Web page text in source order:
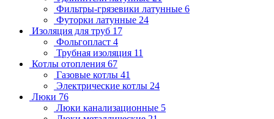
Фильтры-грязевики латунные 6
Футорки латунные 24
Изоляция для труб 17
Фольгопласт 4
Трубная изоляция 11
Котлы отопления 67
Газовые котлы 41
Электрические котлы 24
Люки 76
Люки канализационные 5